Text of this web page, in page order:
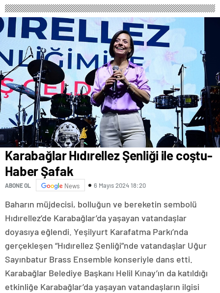
Karabağlar Hıdırellez Şenliği ile coştu-
Haber Şafak
ABONE OL News 6 Mayıs 2024 18:20
Baharın müjdecisi, bolluğun ve bereketin sembolü
Hıdırellez’de Karabağlar’da yaşayan vatandaşlar
doyasıya eğlendi. Yeşilyurt Karafatma Parkı’nda
gerçekleşen “Hıdırellez Şenliği”nde vatandaşlar Uğur
Sayınbatur Brass Ensemble konseriyle dans etti.
Karabağlar Belediye Başkanı Helil Kınay’ın da katıldığı
etkinliğe Karabağlar’da yaşayan vatandaşların ilgisi